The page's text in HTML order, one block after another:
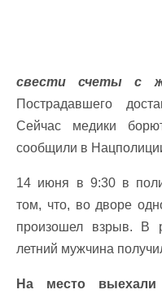
свести счеты с
Пострадавшего
Сейчас медики
сообщили в
14 июня в 9:30 в
том, что, во дворе
произошел взрыв. В
летний мужчина
На место выехали